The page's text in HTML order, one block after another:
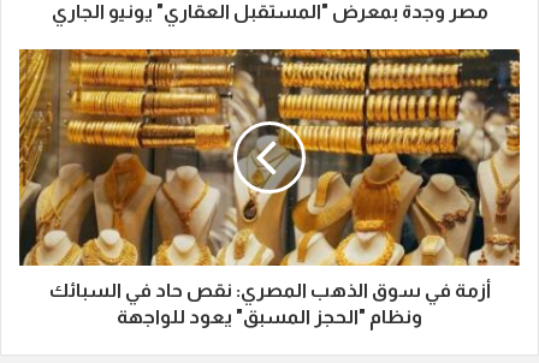
مصر وجدة بمعرض "المستقبل العقاري" يونيو الجاري
أزمة في سوق الذهب المصري: نقص حاد في السبائك
ونظام "الحجز المسبق" يعود للواجهة